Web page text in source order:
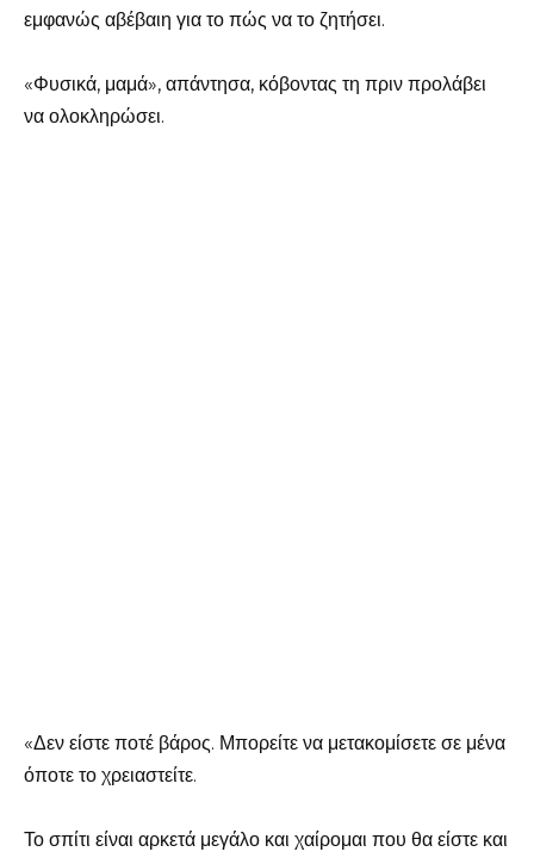
εμφανώς αβέβαιη για το πώς να το ζητήσει.
«Φυσικά, μαμά», απάντησα, κόβοντας τη πριν προλάβει
να ολοκληρώσει.
«Δεν είστε ποτέ βάρος. Μπορείτε να μετακομίσετε σε μένα
όποτε το χρειαστείτε.
Το σπίτι είναι αρκετά μεγάλο και χαίρομαι που θα είστε και